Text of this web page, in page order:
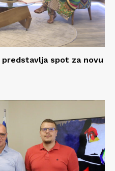
spot za novu